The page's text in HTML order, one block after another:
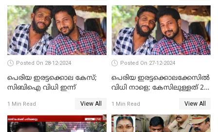
യൂണിവേഴ്‌സിറ്റിയിലെത്തും
Posted On 28-12-2024
പെരിയ ഇരട്ടക്കൊല കേസ്;
സിബിഐ വിധി ഇന്ന്
1 Min Read View All
Posted On 27-12-2024
പെരിയ ഇരട്ടക്കൊലക്കേസില്‍
വിധി നാളെ; കേസിലുള്ളത് 24
1 Min Read View All